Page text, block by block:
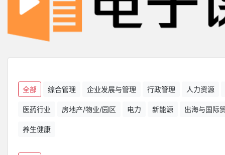
全部 综合管理 企业发展与管理 行政管理 人力资源
医药行业 房地产/物业/园区 电力 新能源 出海与国际
养生健康